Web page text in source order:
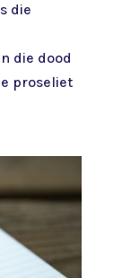
die
die dood
proseliet